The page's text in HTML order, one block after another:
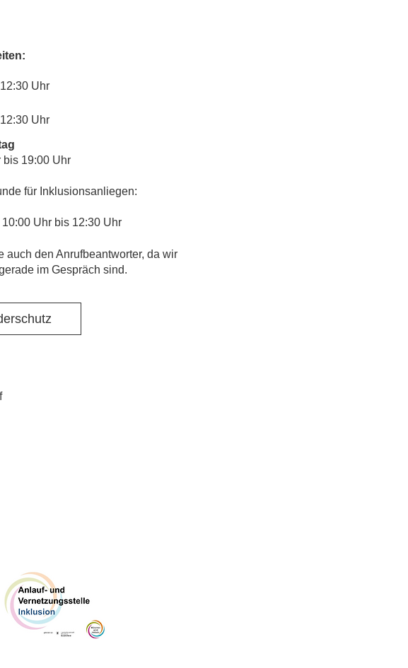
Uhr
Uhr
bis 19:00 Uhr
für Inklusionsanliegen:
10:00 Uhr bis 12:30 Uhr
auch den Anrufbeantworter, da wir
im Gespräch sind.